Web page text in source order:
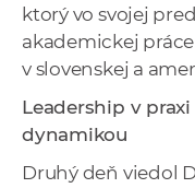
ktorý vo svojej
akademickej
v slovenskej a
Leadership v
dynamikou
Druhý deň viedol